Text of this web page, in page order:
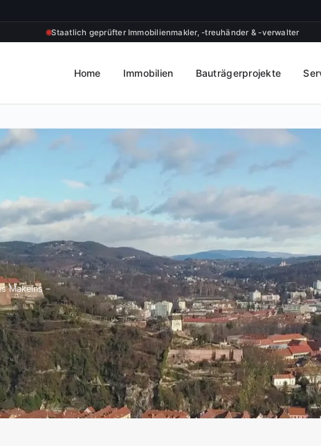
Staatlich geprüfter Immobilienmakler, -treuhänder & -verwalter
Home Immobilien Bauträgerprojekte
Makelns –